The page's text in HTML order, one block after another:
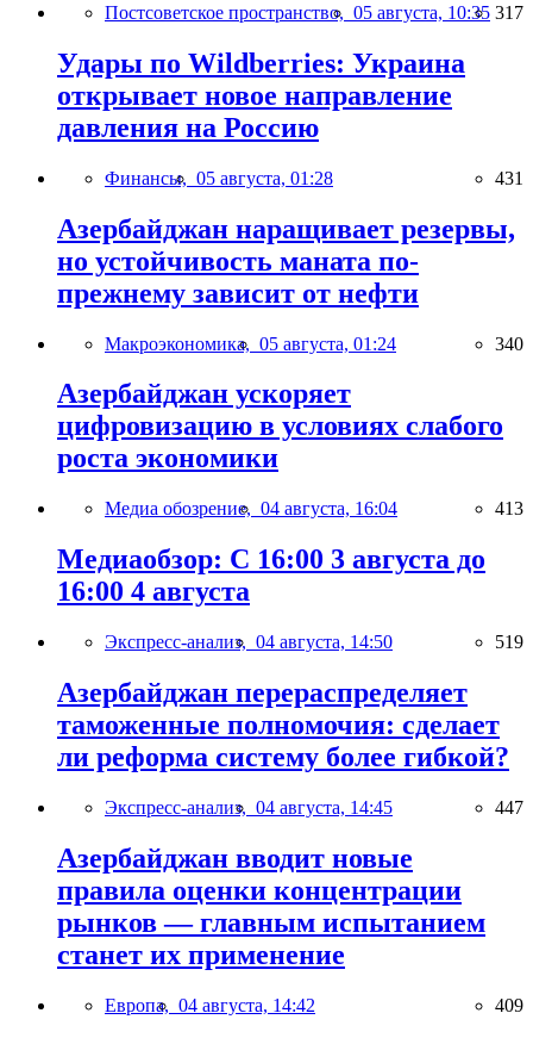
Постсоветское пространство, 05 августа, 10:35 317
Удары по Wildberries: Украина
открывает новое направление
давления на Россию
Финансы, 05 августа, 01:28 431
Азербайджан наращивает резервы,
но устойчивость маната по-
прежнему зависит от нефти
Макроэкономика, 05 августа, 01:24 340
Азербайджан ускоряет
цифровизацию в условиях слабого
роста экономики
Медиа обозрение, 04 августа, 16:04 413
Медиаобзор: С 16:00 3 августа до
16:00 4 августа
Экспресс-анализ, 04 августа, 14:50 519
Азербайджан перераспределяет
таможенные полномочия: сделает
ли реформа систему более гибкой?
Экспресс-анализ, 04 августа, 14:45 447
Азербайджан вводит новые
правила оценки концентрации
рынков — главным испытанием
станет их применение
Европа, 04 августа, 14:42 409